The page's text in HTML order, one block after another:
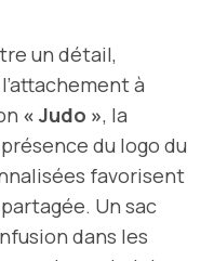
un détail,
à
« Judo », la
du logo du
favorisent
Un sac
dans les